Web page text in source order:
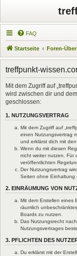
FAQ
Startseite Foren-
treffpunkt-
Mit dem Zugriff auf
wird zwischen dir und
geschlossen:
1. NUTZUNGSVERTRAG
Mit dem Zugriff auf
einen Nutzungsvertrag
und erklärst dich mit
Wenn du mit diesen
nicht weiter nutzen. Für
veröffentlichten
Der Nutzungsvertrag
Seiten ohne Einhaltung
2. EINRÄUMUNG VON
Mit dem Erstellen eines
räumlich
Boards zu nutzen.
Das Nutzungsrecht
Nutzungsvertrages
3. PFLICHTEN DES
Du erklärst mit der